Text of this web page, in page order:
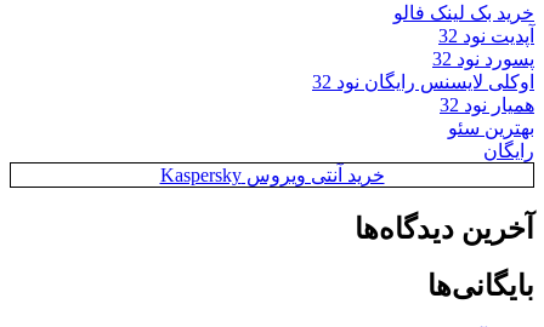
خرید بک لینک فالو
آپدیت نود 32
پسورد نود 32
اوکلی لایسنس رایگان نود 32
همیار نود 32
بهترین سئو
رایگان
خرید آنتی ویروس Kaspersky
آخرین دیدگاه‌ها
بایگانی‌ها